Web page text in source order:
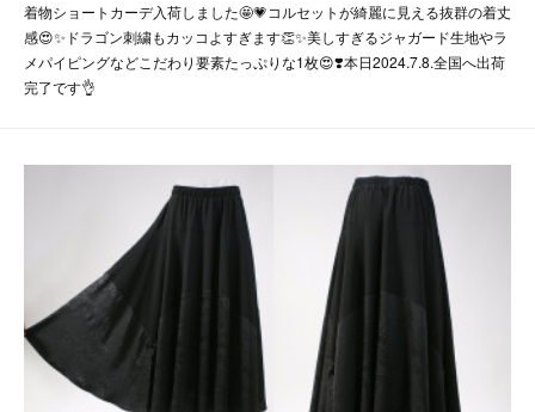
着物ショートカーデ入荷しました🤩💗コルセットが綺麗に見える抜群の着丈
感😍✨ドラゴン刺繍もカッコよすぎます👏✨美しすぎるジャガード生地やラ
メパイピングなどこだわり要素たっぷりな1枚😍❣️本日2024.7.8.全国へ出荷
完了です👌